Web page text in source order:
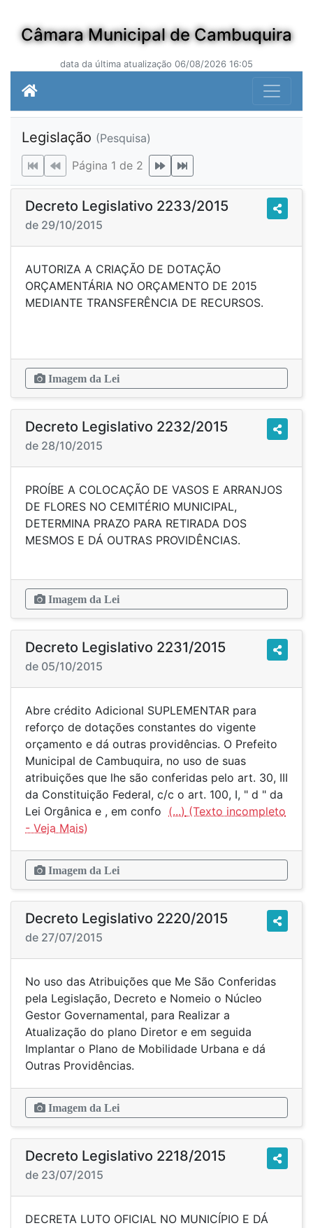
Câmara Municipal de Cambuquira
data da última atualização 06/08/2026 16:05
Legislação (Pesquisa)
Página 1 de 2
Decreto Legislativo 2233/2015
de 29/10/2015
AUTORIZA A CRIAÇÃO DE DOTAÇÃO
ORÇAMENTÁRIA NO ORÇAMENTO DE 2015
MEDIANTE TRANSFERÊNCIA DE RECURSOS.
Imagem da Lei
Decreto Legislativo 2232/2015
de 28/10/2015
PROÍBE A COLOCAÇÃO DE VASOS E ARRANJOS
DE FLORES NO CEMITÉRIO MUNICIPAL,
DETERMINA PRAZO PARA RETIRADA DOS
MESMOS E DÁ OUTRAS PROVIDÊNCIAS.
Imagem da Lei
Decreto Legislativo 2231/2015
de 05/10/2015
Abre crédito Adicional SUPLEMENTAR para
reforço de dotações constantes do vigente
orçamento e dá outras providências. O Prefeito
Municipal de Cambuquira, no uso de suas
atribuições que lhe são conferidas pelo art. 30, III
da Constituição Federal, c/c o art. 100, I, " d " da
Lei Orgânica e , em confo (...)
Imagem da Lei
Decreto Legislativo 2220/2015
de 27/07/2015
No uso das Atribuições que Me São Conferidas
pela Legislação, Decreto e Nomeio o Núcleo
Gestor Governamental, para Realizar a
Atualização do plano Diretor e em seguida
Implantar o Plano de Mobilidade Urbana e dá
Outras Providências.
Imagem da Lei
Decreto Legislativo 2218/2015
de 23/07/2015
DECRETA LUTO OFICIAL NO MUNICÍPIO E DÁ